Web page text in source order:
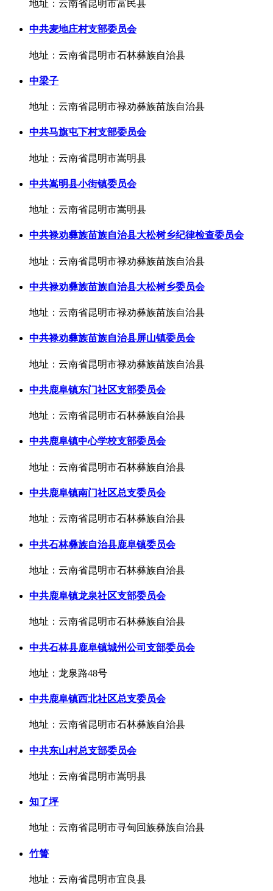
地址：云南省昆明市富民县
中共麦地庄村支部委员会
地址：云南省昆明市石林彝族自治县
中梁子
地址：云南省昆明市禄劝彝族苗族自治县
中共马旗屯下村支部委员会
地址：云南省昆明市嵩明县
中共嵩明县小街镇委员会
地址：云南省昆明市嵩明县
中共禄劝彝族苗族自治县大松树乡纪律检查委员会
地址：云南省昆明市禄劝彝族苗族自治县
中共禄劝彝族苗族自治县大松树乡委员会
地址：云南省昆明市禄劝彝族苗族自治县
中共禄劝彝族苗族自治县屏山镇委员会
地址：云南省昆明市禄劝彝族苗族自治县
中共鹿阜镇东门社区支部委员会
地址：云南省昆明市石林彝族自治县
中共鹿阜镇中心学校支部委员会
地址：云南省昆明市石林彝族自治县
中共鹿阜镇南门社区总支委员会
地址：云南省昆明市石林彝族自治县
中共石林彝族自治县鹿阜镇委员会
地址：云南省昆明市石林彝族自治县
中共鹿阜镇龙泉社区支部委员会
地址：云南省昆明市石林彝族自治县
中共石林县鹿阜镇城州公司支部委员会
地址：龙泉路48号
中共鹿阜镇西北社区总支委员会
地址：云南省昆明市石林彝族自治县
中共东山村总支部委员会
地址：云南省昆明市嵩明县
知了坪
地址：云南省昆明市寻甸回族彝族自治县
竹箐
地址：云南省昆明市宜良县